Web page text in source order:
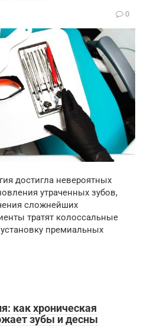
0
достигла невероятных
утраченных зубов,
сложнейших
тратят колоссальные
премиальных
как хроническая
зубы и десны